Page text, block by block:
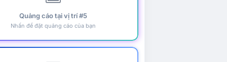
Quảng cáo tại vị trí #5
Nhấn để đặt quảng cáo của bạn